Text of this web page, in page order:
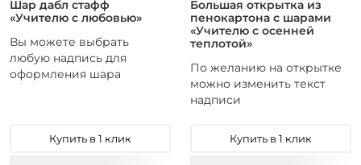
Шар дабл стафф
«Учителю с любовью»
Вы можете выбрать
любую надпись для
оформления шара
Купить в 1 клик
Большая открытка из
пенокартона с шарами
«Учителю с осенней
теплотой»
По желанию на открытке
можно изменить текст
надписи
Купить в 1 клик